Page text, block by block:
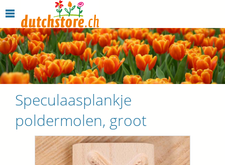
Speculaasplankje
poldermolen, groot